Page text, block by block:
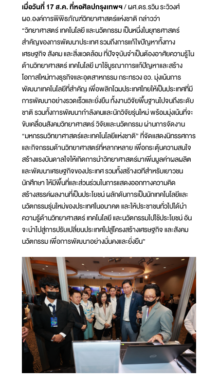
เมื่อวันที่ 17 ส.ค. ที่หอศิลปกรุงเทพฯ/ ผศ.ดร.รวิน ระวิวงศ์
ผอ.องค์การพิพิธภัณฑ์วิทยาศาสตร์แห่งชาติ กล่าวว่า
“วิทยาศาสตร์ เทคโนโลยี และนวัตกรรม เป็นหนึ่งในยุทธศาสตร์
สำคัญของการพัฒนาประเทศ รวมถึงการแก้ไขปัญหาทั้งทาง
เศรษฐกิจ สังคม และสิ่งแวดล้อม ที่ปัจจุบันจำเป็นต้องอาศัยความรู้ใน
ด้านวิทยาศาสตร์ เทคโนโลยี มาใช้บูรณาการแก้ปัญหาและสร้าง
โอกาสใหม่ทางธุรกิจและอุตสาหกรรม กระทรวง อว. มุ่งเน้นการ
พัฒนาเทคโนโลยีที่สำคัญ เพื่อพลิกโฉมประเทศไทยให้เป็นประเทศที่มี
การพัฒนาอย่างรวดเร็วและยั่งยืน ทั้งงานวิจัยพื้นฐานไปจนถึงระดับ
ชาติ รวมทั้งการพัฒนากำลังคนและนักวิจัยรุ่นใหม่ พร้อมมุ่งเน้นที่จะ
ขับเคลื่อนสังคมวิทยาศาสตร์ วิจัยและนวัตกรรม ผ่านการจัดงาน
“มหกรรมวิทยาศาสตร์และเทคโนโลยีแห่งชาติ” ที่จัดแสดงนิทรรศการ
และกิจกรรมด้านวิทยาศาสตร์ที่หลากหลาย เพื่อกระตุ้นความสนใจ
สร้างแรงบันดาลใจให้เกิดการนำวิทยาศาสตร์มาเพิ่มมูลค่าผลผลิต
และพัฒนาเศรษฐกิจของประเทศ รวมทั้งสร้างเวทีสำหรับเยาวชน
นักศึกษา ให้มีพื้นที่และส่วนร่วมในการแสดงออกทางความคิด
สร้างสรรค์ผลงานที่เป็นประโยชน์ ผลักดันการเป็นนักเทคโนโลยีและ
นวัตกรรมรุ่นใหม่ของประเทศในอนาคต และให้ประชาชนทั่วไปได้นำ
ความรู้ด้านวิทยาศาสตร์ เทคโนโลยี และนวัตกรรมไปใช้ประโยชน์ อัน
จะนำไปสู่การปรับเปลี่ยนประเทศไปสู่โครงสร้างเศรษฐกิจ และสังคม
นวัตกรรม เพื่อการพัฒนาอย่างมั่นคงและยั่งยืน”